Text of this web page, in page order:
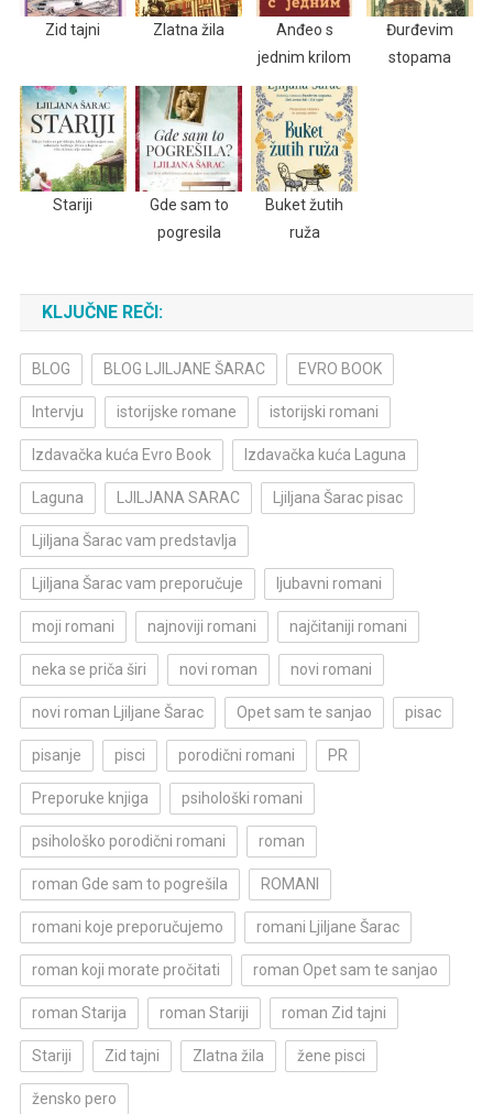
Zid tajni Zlatna žila
Anđeo s
jednim krilom
Đurđevim
stopama
Stariji
Gde sam to
pogresila
Buket žutih
ruža
KLJUČNE REČI:
BLOG BLOG LJILJANE ŠARAC EVRO BOOK
Intervju istorijske romane istorijski romani
Izdavačka kuća Evro Book Izdavačka kuća Laguna
Laguna LJILJANA SARAC Ljiljana Šarac pisac
Ljiljana Šarac vam predstavlja
Ljiljana Šarac vam preporučuje ljubavni romani
moji romani najnoviji romani najčitaniji romani
neka se priča širi novi roman novi romani
novi roman Ljiljane Šarac Opet sam te sanjao pisac
pisanje pisci porodični romani PR
Preporuke knjiga psihološki romani
psihološko porodični romani roman
roman Gde sam to pogrešila ROMANI
romani koje preporučujemo romani Ljiljane Šarac
roman koji morate pročitati roman Opet sam te sanjao
roman Starija roman Stariji roman Zid tajni
Stariji Zid tajni Zlatna žila žene pisci
žensko pero